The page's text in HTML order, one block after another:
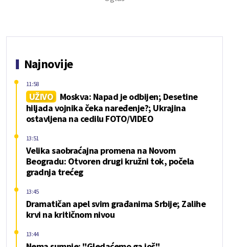
Najnovije
UŽIVO
Moskva: Napad je odbijen; Desetine
hiljada vojnika čeka naređenje?; Ukrajina
ostavljena na cedilu FOTO/VIDEO
11:58
Velika saobraćajna promena na Novom
Beogradu: Otvoren drugi kružni tok, počela
gradnja trećeg
13:51
Dramatičan apel svim građanima Srbije; Zalihe
krvi na kritičnom nivou
13:45
13:44